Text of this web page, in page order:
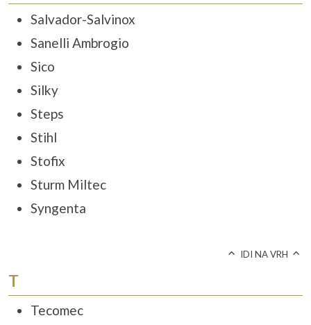
Salvador-Salvinox
Sanelli Ambrogio
Sico
Silky
Steps
Stihl
Stofix
Sturm Miltec
Syngenta
IDI NA VRH
T
Tecomec